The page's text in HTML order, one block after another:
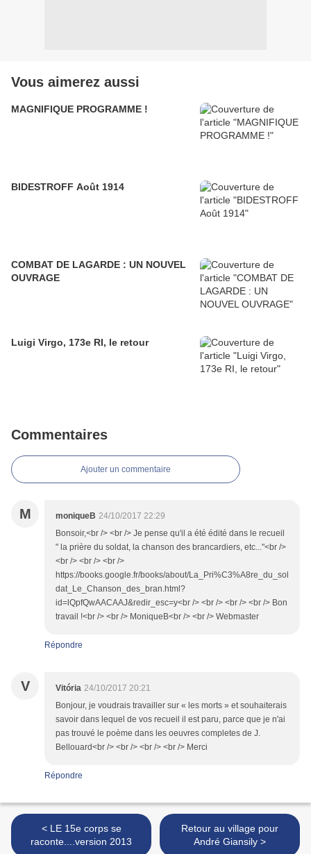
Vous aimerez aussi
MAGNIFIQUE PROGRAMME !
BIDESTROFF Août 1914
COMBAT DE LAGARDE : UN NOUVEL
OUVRAGE
Luigi Virgo, 173e RI, le retour
Commentaires
Ajouter un commentaire
M moniqueB 24/10/2017 22:29
Bonsoir,<br /> <br /> Je pense qu'il a été édité dans le recueil
" la prière du soldat, la chanson des brancardiers, etc..."<br />
<br /> <br /> <br />
https://books.google.fr/books/about/La_Pri%C3%A8re_du_sol
dat_Le_Chanson_des_bran.html?
id=lQpfQwAACAAJ&redir_esc=y<br /> <br /> <br /> <br /> Bon
travail !<br /> <br /> MoniqueB<br /> <br /> Webmaster
Répondre
V Vitória 24/10/2017 20:21
Bonjour, je voudrais travailler sur « les morts » et souhaiterais
savoir dans lequel de vos recueil il est paru, parce que je n'ai
pas trouvé le poème dans les oeuvres completes de J.
Bellouard<br /> <br /> <br /> <br /> Merci
Répondre
< LE 15e corps se
raconte....version 2013
Retour au village pour
André Giansily >